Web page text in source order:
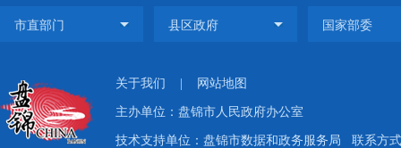
关于我们 网站地图
主办单位：盘锦市人民政府办公室
技术支持单位：盘锦市数据和政务服务局 联系方